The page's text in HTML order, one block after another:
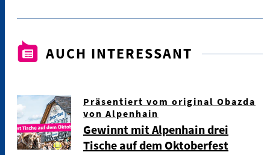
AUCH INTERESSANT
Präsentiert vom original Obazda
von Alpenhain
Gewinnt mit Alpenhain drei
Tische auf dem Oktoberfest